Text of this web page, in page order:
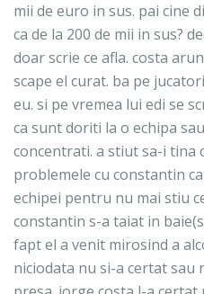
mii de euro in sus. pai cine
ca de la 200 de mii in sus?
doar scrie ce afla. costa
scape el curat. ba pe
eu. si pe vremea lui edi se
ca sunt doriti la o echipa
concentrati. a stiut sa-i tina
problemele cu constantin
echipei pentru nu mai stiu
constantin s-a taiat in
fapt el a venit mirosind a
niciodata nu si-a certat sau